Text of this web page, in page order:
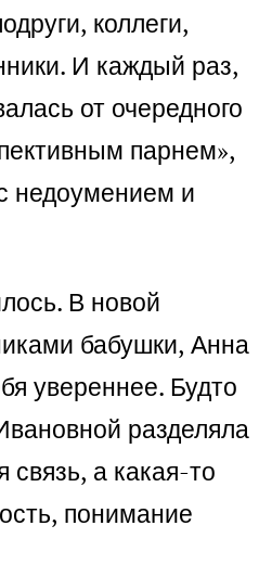
коллеги,
И каждый раз,
от очередного
парнем»,
недоумением и
В новой
бабушки, Анна
увереннее. Будто
разделяла
связь, а какая-то
понимание